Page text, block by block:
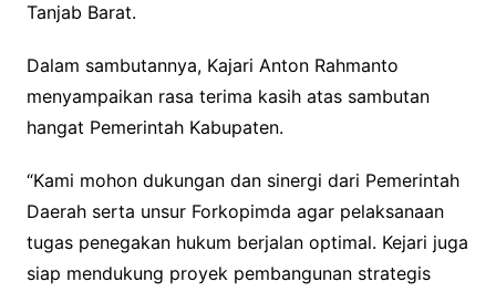
Tanjab Barat.
Dalam sambutannya, Kajari Anton Rahmanto
menyampaikan rasa terima kasih atas sambutan
hangat Pemerintah Kabupaten.
“Kami mohon dukungan dan sinergi dari Pemerintah
Daerah serta unsur Forkopimda agar pelaksanaan
tugas penegakan hukum berjalan optimal. Kejari juga
siap mendukung proyek pembangunan strategis